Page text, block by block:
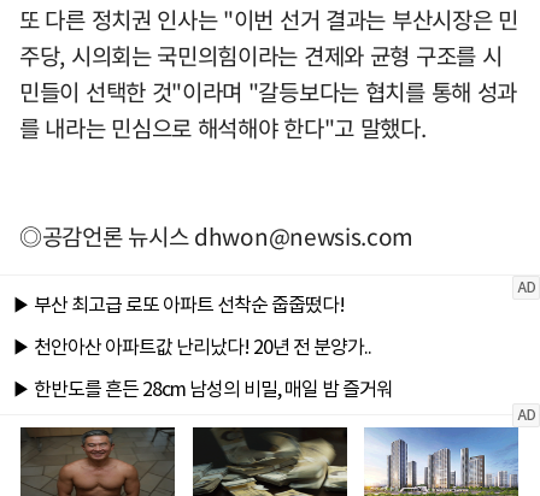
또 다른 정치권 인사는 "이번 선거 결과는 부산시장은 민
주당, 시의회는 국민의힘이라는 견제와 균형 구조를 시
민들이 선택한 것"이라며 "갈등보다는 협치를 통해 성과
를 내라는 민심으로 해석해야 한다"고 말했다.
◎공감언론 뉴시스dhwon@newsis.com